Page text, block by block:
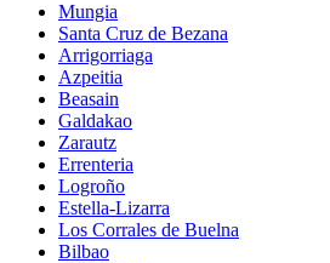
Mungia
Santa Cruz de Bezana
Arrigorriaga
Azpeitia
Beasain
Galdakao
Zarautz
Errenteria
Logroño
Estella-Lizarra
Los Corrales de Buelna
Bilbao